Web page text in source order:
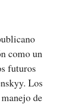
como un
futuros
Los
de